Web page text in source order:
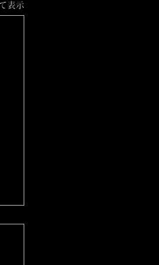
表示